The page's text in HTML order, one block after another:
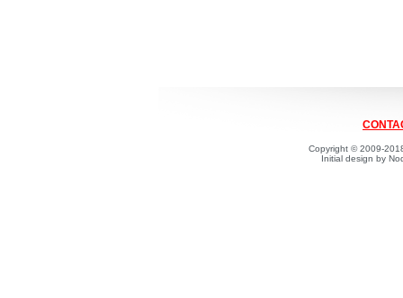
Copyright © 2009-
Initial design by